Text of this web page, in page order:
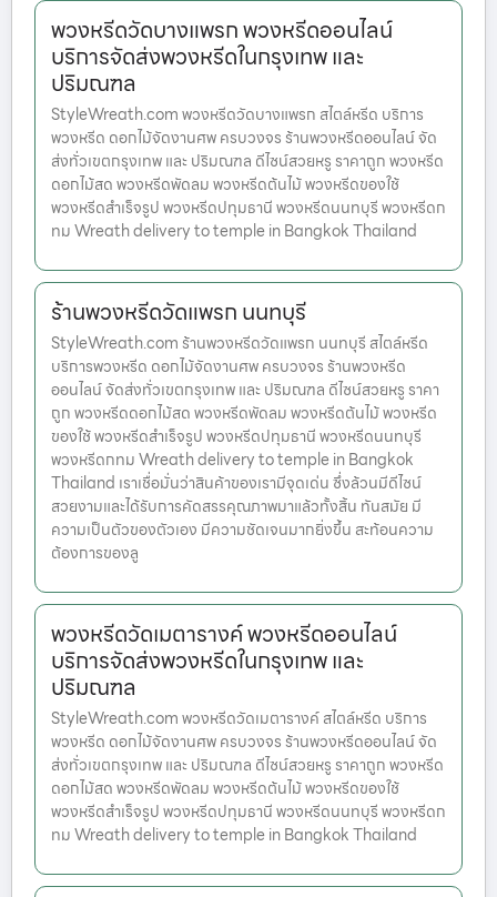
พวงหรีดวัดบางแพรก พวงหรีดออนไลน์
บริการจัดส่งพวงหรีดในกรุงเทพ และ
ปริมณฑล
StyleWreath.com พวงหรีดวัดบางแพรก สไตล์หรีด บริการ
พวงหรีด ดอกไม้จัดงานศพ ครบวงจร ร้านพวงหรีดออนไลน์ จัด
ส่งทั่วเขตกรุงเทพ และ ปริมณฑล ดีไซน์สวยหรู ราคาถูก พวงหรีด
ดอกไม้สด พวงหรีดพัดลม พวงหรีดต้นไม้ พวงหรีดของใช้
พวงหรีดสำเร็จรูป พวงหรีดปทุมธานี พวงหรีดนนทบุรี พวงหรีดก
ทม Wreath delivery to temple in Bangkok Thailand
ร้านพวงหรีดวัดแพรก นนทบุรี
StyleWreath.com ร้านพวงหรีดวัดแพรก นนทบุรี สไตล์หรีด
บริการพวงหรีด ดอกไม้จัดงานศพ ครบวงจร ร้านพวงหรีด
ออนไลน์ จัดส่งทั่วเขตกรุงเทพ และ ปริมณฑล ดีไซน์สวยหรู ราคา
ถูก พวงหรีดดอกไม้สด พวงหรีดพัดลม พวงหรีดต้นไม้ พวงหรีด
ของใช้ พวงหรีดสำเร็จรูป พวงหรีดปทุมธานี พวงหรีดนนทบุรี
พวงหรีดกทม Wreath delivery to temple in Bangkok
Thailand เราเชื่อมั่นว่าสินค้าของเรามีจุดเด่น ซึ่งล้วนมีดีไซน์
สวยงามและได้รับการคัดสรรคุณภาพมาแล้วทั้งสิ้น ทันสมัย มี
ความเป็นตัวของตัวเอง มีความชัดเจนมากยิ่งขึ้น สะท้อนความ
ต้องการของลู
พวงหรีดวัดเมตารางค์ พวงหรีดออนไลน์
บริการจัดส่งพวงหรีดในกรุงเทพ และ
ปริมณฑล
StyleWreath.com พวงหรีดวัดเมตารางค์ สไตล์หรีด บริการ
พวงหรีด ดอกไม้จัดงานศพ ครบวงจร ร้านพวงหรีดออนไลน์ จัด
ส่งทั่วเขตกรุงเทพ และ ปริมณฑล ดีไซน์สวยหรู ราคาถูก พวงหรีด
ดอกไม้สด พวงหรีดพัดลม พวงหรีดต้นไม้ พวงหรีดของใช้
พวงหรีดสำเร็จรูป พวงหรีดปทุมธานี พวงหรีดนนทบุรี พวงหรีดก
ทม Wreath delivery to temple in Bangkok Thailand